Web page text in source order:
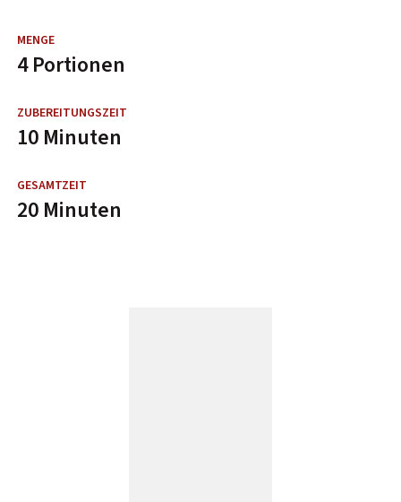
4 Portionen
10 Minuten
20 Minuten